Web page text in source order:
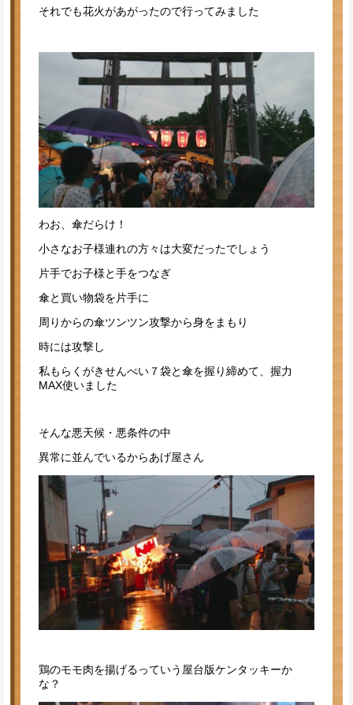
それでも花火があがったので行ってみました
わお、傘だらけ！
小さなお子様連れの方々は大変だったでしょう
片手でお子様と手をつなぎ
傘と買い物袋を片手に
周りからの傘ツンツン攻撃から身をまもり
時には攻撃し
私もらくがきせんべい７袋と傘を握り締めて、握力
MAX使いました
そんな悪天候・悪条件の中
異常に並んでいるからあげ屋さん
鶏のモモ肉を揚げるっていう屋台版ケンタッキーか
な？